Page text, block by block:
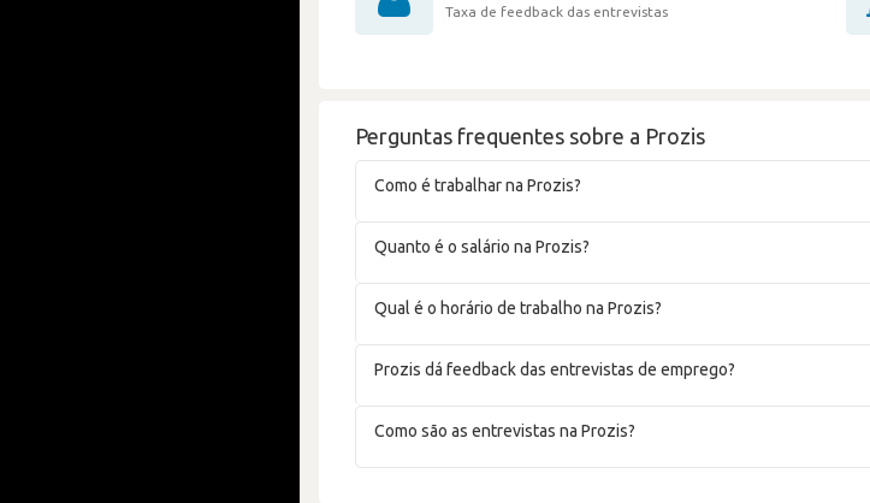
Taxa de feedback das entrevistas
Perguntas frequentes sobre a Prozis
Como é trabalhar na Prozis?
Quanto é o salário na Prozis?
Qual é o horário de trabalho na Prozis?
Prozis dá feedback das entrevistas de emprego?
Como são as entrevistas na Prozis?